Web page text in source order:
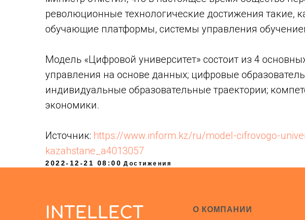
революционные технологические достижения такие,
обучающие платформы, системы управления
Модель «Цифровой университет» состоит из 4
управления на основе данных; цифровые
индивидуальные образовательные траектории;
экономики.
Источник: https://www.inform.kz/ru/model-cifrovogo-
kazahstane_a4013057
2022-12-21 08:00 Достижения
О КОМПАНИИ